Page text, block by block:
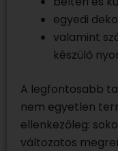
egyedi
valamint
készülő
A legfontosabb
nem egyetlen
ellenkezőleg:
változatos